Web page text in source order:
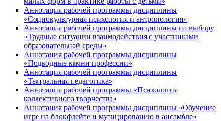
Аннотация рабочей программы дисциплины
«Социокультурная психология и антропология»
Аннотация рабочей программы дисциплины по выбору
«Трудные ситуации взаимодействия с участниками
образовательной среды»
Аннотация рабочей программы дисциплины
«Подводные камни профессии»
Аннотация рабочей программы дисциплины
«Театральная педагогика»
Аннотация рабочей программы «Психология
коллективного творчества»
Аннотация рабочей программы дисциплины «Обучение
игре на блокфлейте и музицированию в ансамбле»